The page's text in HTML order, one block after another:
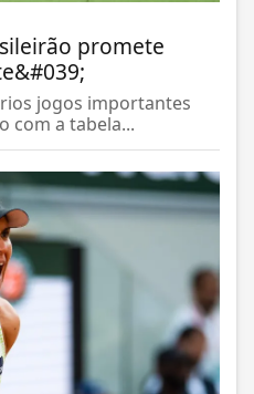
promete
jogos importantes
com a tabela...